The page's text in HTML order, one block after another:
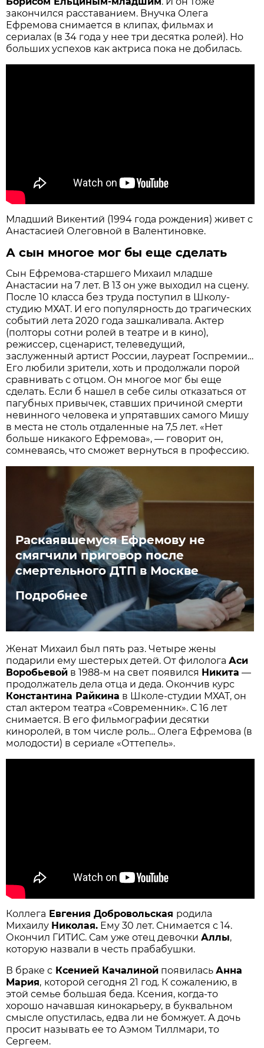
закончился расставанием. Внучка Олега
Ефремова снимается в клипах, фильмах и
сериалах (в 34 года у нее три десятка ролей). Но
больших успехов как актриса пока не добилась.
Младший Викентий (1994 года рождения) живет с
Анастасией Олеговной в Валентиновке.
А сын многое мог бы еще сделать
Сын Ефремова-старшего Михаил младше
Анастасии на 7 лет. В 13 он уже выходил на сцену.
После 10 класса без труда поступил в Школу-
студию МХАТ. И его популярность до трагических
событий лета 2020 года зашкаливала. Актер
(полторы сотни ролей в театре и в кино),
режиссер, сценарист, телеведущий,
заслуженный артист России, лауреат Госпремии…
Его любили зрители, хоть и продолжали порой
сравнивать с отцом. Он многое мог бы еще
сделать. Если б нашел в себе силы отказаться от
пагубных привычек, ставших причиной смерти
невинного человека и упрятавших самого Мишу
в места не столь отдаленные на 7,5 лет. «Нет
больше никакого Ефремова», — говорит он,
сомневаясь, что сможет вернуться в профессию.
Раскаявшемуся Ефремову не
смягчили приговор после
смертельного ДТП в Москве
Подробнее
Женат Михаил был пять раз. Четыре жены
подарили ему шестерых детей. От филологаАси
Воробьевой в 1988-м на свет появился Никита —
продолжатель дела отца и деда. Окончив курс
Константина Райкина в Школе-студии МХАТ, он
стал актером театра «Современник». С 16 лет
снимается. В его фильмографии десятки
киноролей, в том числе роль… Олега Ефремова (в
молодости) в сериале «Оттепель».
Коллега Евгения Добровольская родила
Михаилу Николая. Ему 30 лет. Снимается с 14.
Окончил ГИТИС. Сам уже отец девочкиАллы,
которую назвали в честь прабабушки.
В браке с Ксенией Качалиной появиласьАнна
Мария, которой сегодня 21 год. К сожалению, в
этой семье большая беда. Ксения, когда-то
хорошо начавшая кинокарьеру, в буквальном
смысле опустилась, едва ли не бомжует. А дочь
просит называть ее то Аэмом Тиллмари, то
Сергеем.